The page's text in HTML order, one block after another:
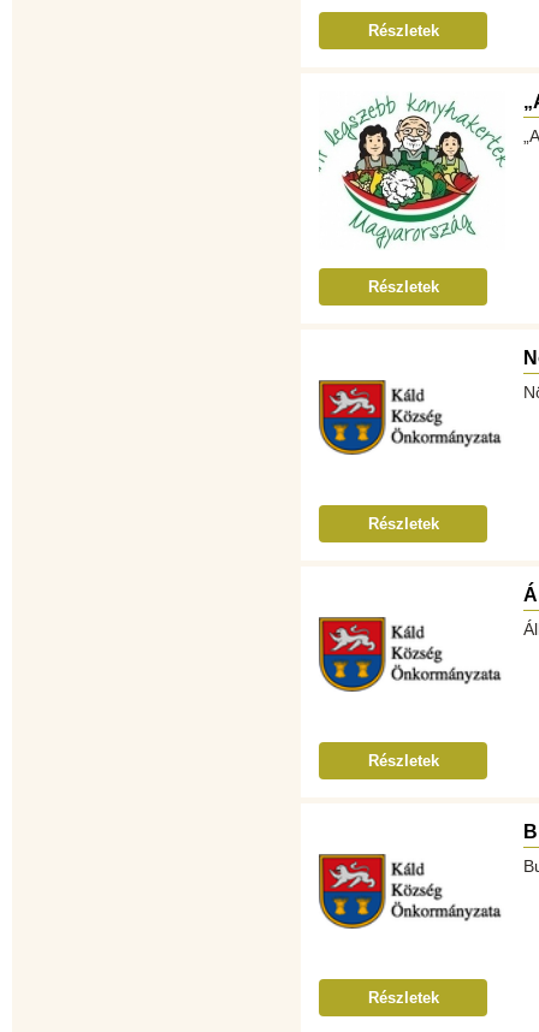
Részletek
Részletek
Részletek
Részletek
Részletek